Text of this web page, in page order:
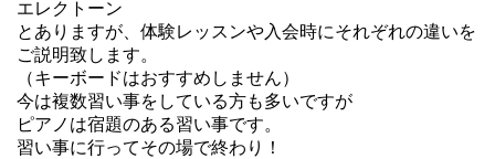
エレクトーン
とありますが、体験レッスンや入会時にそれぞれの違いを
ご説明致します。
（キーボードはおすすめしません）
今は複数習い事をしている方も多いですが
ピアノは宿題のある習い事です。
習い事に行ってその場で終わり！